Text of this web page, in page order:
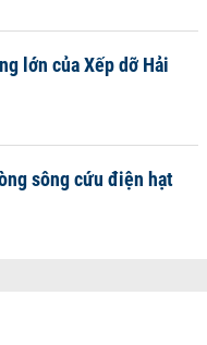
lớn của Xếp dỡ Hải
sông cứu điện hạt